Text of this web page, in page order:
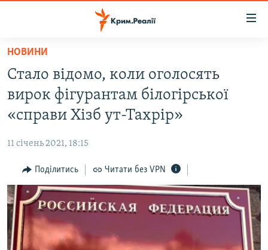
Перейти
основного
матеріалу
Перейти
до
основної
Перейти
до
пошуку
ВОДА.КРИМ
ВІДЕО ТА ФОТО
БЛОГИ
ПОГЛЯД
ІНТЕРВ'Ю
ВСЕ ЗА ДЕНЬ
СПЕЦПРОЕКТИ
НОВИНИ
Стало відомо, коли оголосять
вирок фігурантам білогірської
«справи Хізб ут-Тахрір»
11 січень 2021, 18:15
Поділитись Читати без VPN